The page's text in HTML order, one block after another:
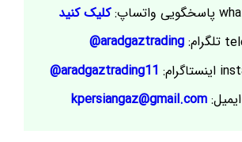
پاسخگویی واتساپ:کلیک کنید
تلگرام: aradgaztrading@
اینستاگرام: aradgaztrading11@
ایمیل: kpersiangaz@gmail.com